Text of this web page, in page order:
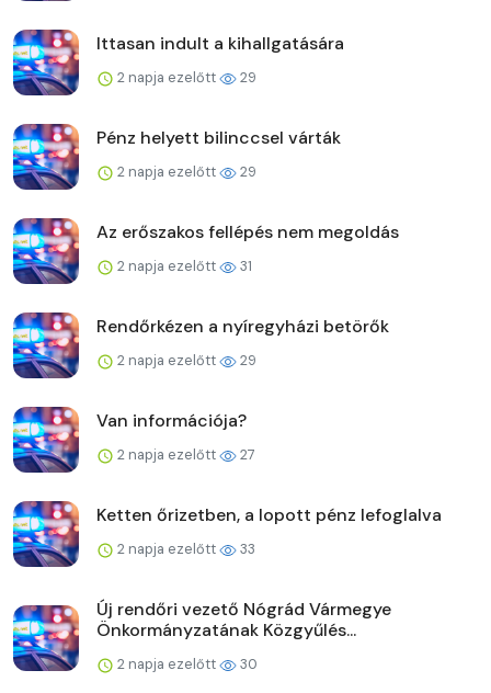
Ittasan indult a kihallgatására
2 napja ezelőtt 29
Pénz helyett bilinccsel várták
2 napja ezelőtt 29
Az erőszakos fellépés nem megoldás
2 napja ezelőtt 31
Rendőrkézen a nyíregyházi betörők
2 napja ezelőtt 29
Van információja?
2 napja ezelőtt 27
Ketten őrizetben, a lopott pénz lefoglalva
2 napja ezelőtt 33
Új rendőri vezető Nógrád Vármegye
Önkormányzatának Közgyűlés...
2 napja ezelőtt 30